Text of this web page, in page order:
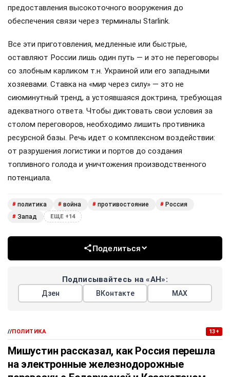
предоставления высокоточного вооружения до
обеспечения связи через терминалы Starlink.
Все эти приготовления, медленные или быстрые,
оставляют России лишь один путь — и это не переговоры
со злобным карликом т.н. Украиной или его западными
хозяевами. Ставка на «мир через силу» — это не
сиюминутный тренд, а устоявшаяся доктрина, требующая
адекватного ответа. Чтобы диктовать свои условия за
столом переговоров, необходимо лишить противника
ресурсной базы. Речь идет о комплексном воздействии:
от разрушения логистики и портов до создания
топливного голода и уничтожения производственного
потенциала.
# политика # война # противостояние # Россия
# Запад ЕЩЕ +14
Поделиться
Подписывайтесь на «АН»:
Дзен ВКонтакте МАХ
//ПОЛИТИКА 13+
Мишустин рассказал, как Россия перешла
на электронные железнодорожные